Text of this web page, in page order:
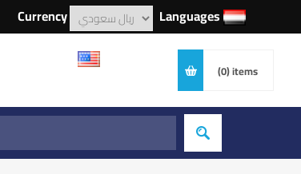
Currency Languages
(0)items